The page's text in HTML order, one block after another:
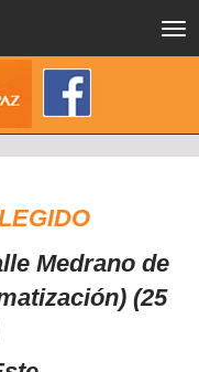
Medrano de
(25